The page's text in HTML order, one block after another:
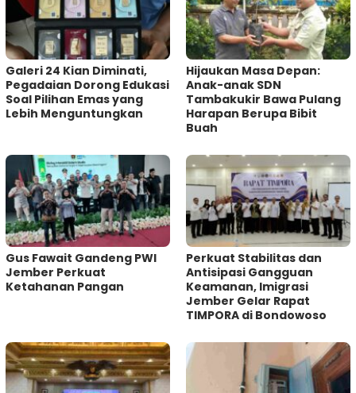
Galeri 24 Kian Diminati,
Pegadaian Dorong Edukasi
Soal Pilihan Emas yang
Lebih Menguntungkan
Hijaukan Masa Depan:
Anak-anak SDN
Tambakukir Bawa Pulang
Harapan Berupa Bibit
Buah
Gus Fawait Gandeng PWI
Jember Perkuat
Ketahanan Pangan
Perkuat Stabilitas dan
Antisipasi Gangguan
Keamanan, Imigrasi
Jember Gelar Rapat
TIMPORA di Bondowoso